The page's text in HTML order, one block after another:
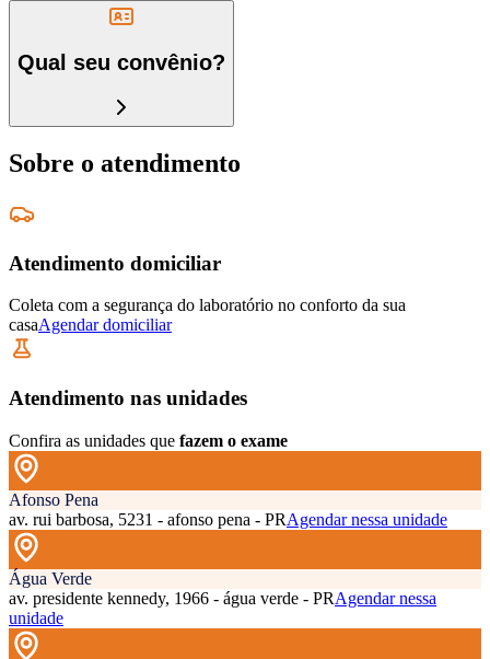
Qual seu convênio?
Sobre o atendimento
Atendimento domiciliar
Coleta com a segurança do laboratório no conforto da sua
casaAgendar domiciliar
Atendimento nas unidades
Confira as unidades que fazem o exame
Afonso Pena
av. rui barbosa, 5231 - afonso pena - PRAgendar nessa unidade
Água Verde
av. presidente kennedy, 1966 - água verde - PRAgendar nessa
unidade